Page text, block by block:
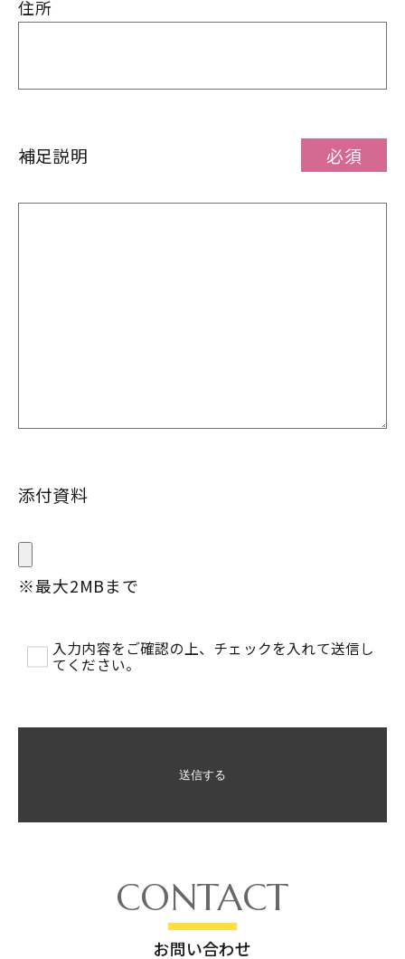
住所
補足説明 必須
添付資料
※最大2MBまで
入力内容をご確認の上、チェックを入れて送信し
てください。
CONTACT
お問い合わせ